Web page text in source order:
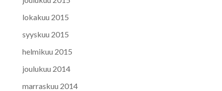
lokakuu 2015
syyskuu 2015
helmikuu 2015
joulukuu 2014
marraskuu 2014